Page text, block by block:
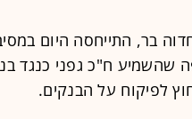
בר, התייחסה היום
שהשמיע ח"כ גפני כנגד
לפיקוח על הבנקים.